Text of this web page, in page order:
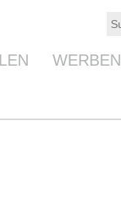
WERBEN